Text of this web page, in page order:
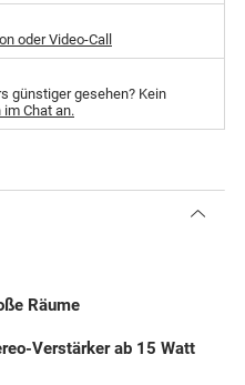
oder Video-Call
günstiger gesehen? Kein
Chat an.
Räume
Verstärker ab 15 Watt